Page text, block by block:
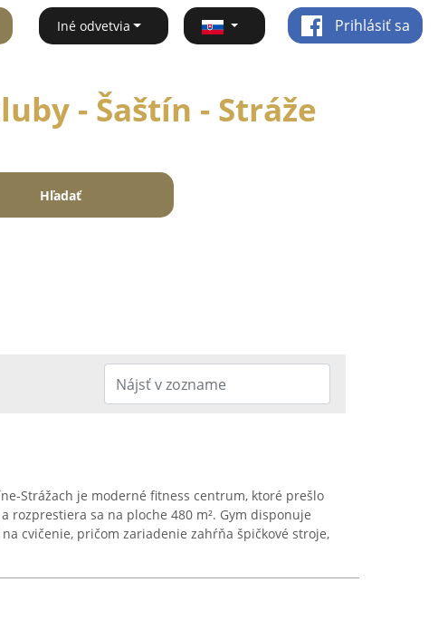
Iné odvetvia Prihlásiť sa
- Šaštín - Stráže
Hľadať
Strážach je moderné fitness centrum, ktoré prešlo
rozprestiera sa na ploche 480 m². Gym disponuje
cvičenie, pričom zariadenie zahŕňa špičkové stroje,